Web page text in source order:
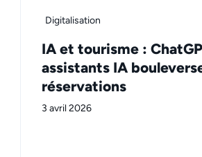
Digitalisation
IA et tourisme :
assistants IA
réservations
3 avril 2026